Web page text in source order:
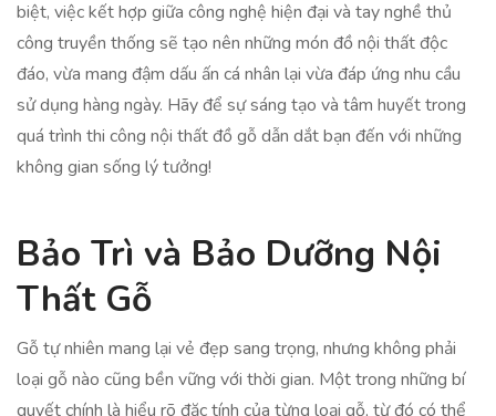
biệt, việc kết hợp giữa công nghệ hiện đại và tay nghề thủ
công truyền thống sẽ tạo nên những món đồ nội thất độc
đáo, vừa mang đậm dấu ấn cá nhân lại vừa đáp ứng nhu cầu
sử dụng hàng ngày. Hãy để sự sáng tạo và tâm huyết trong
quá trình thi công nội thất đồ gỗ dẫn dắt bạn đến với những
không gian sống lý tưởng!
Bảo Trì và Bảo Dưỡng Nội
Thất Gỗ
Gỗ tự nhiên mang lại vẻ đẹp sang trọng, nhưng không phải
loại gỗ nào cũng bền vững với thời gian. Một trong những bí
quyết chính là hiểu rõ đặc tính của từng loại gỗ, từ đó có thể